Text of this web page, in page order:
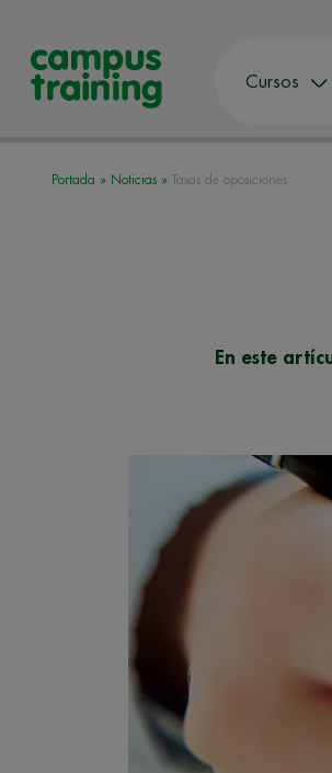
Cursos
Portada » Noticias » Tasas de oposiciones
En este